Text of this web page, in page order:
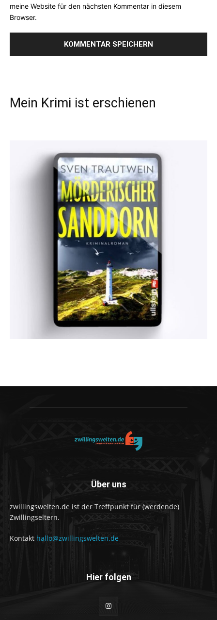
meine Website für den nächsten Kommentar in diesem
Browser.
Mein Krimi ist erschienen
Über uns
zwillingswelten.de ist der Treffpunkt für (werdende)
Zwillingseltern.
Kontakt hallo@zwillingswelten.de
Hier folgen